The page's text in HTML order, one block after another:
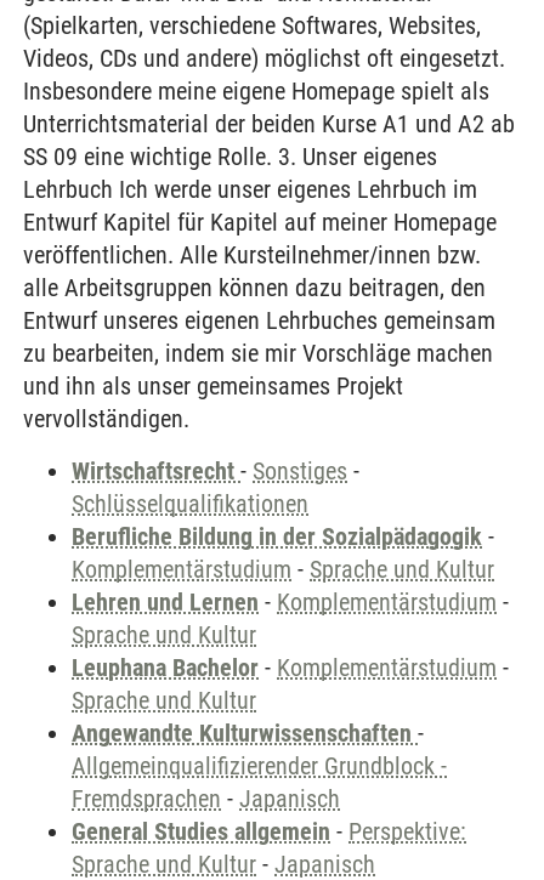
(Spielkarten, verschiedene Softwares, Websites,
Videos, CDs und andere) möglichst oft eingesetzt.
Insbesondere meine eigene Homepage spielt als
Unterrichtsmaterial der beiden Kurse A1 und A2 ab
SS 09 eine wichtige Rolle. 3. Unser eigenes
Lehrbuch Ich werde unser eigenes Lehrbuch im
Entwurf Kapitel für Kapitel auf meiner Homepage
veröffentlichen. Alle Kursteilnehmer/innen bzw.
alle Arbeitsgruppen können dazu beitragen, den
Entwurf unseres eigenen Lehrbuches gemeinsam
zu bearbeiten, indem sie mir Vorschläge machen
und ihn als unser gemeinsames Projekt
vervollständigen.
Wirtschaftsrecht - Sonstiges -
Schlüsselqualifikationen
Berufliche Bildung in der Sozialpädagogik -
Komplementärstudium - Sprache und Kultur
Lehren und Lernen - Komplementärstudium -
Sprache und Kultur
Leuphana Bachelor - Komplementärstudium -
Sprache und Kultur
Angewandte Kulturwissenschaften -
Allgemeinqualifizierender Grundblock -
Fremdsprachen - Japanisch
General Studies allgemein - Perspektive:
Sprache und Kultur - Japanisch